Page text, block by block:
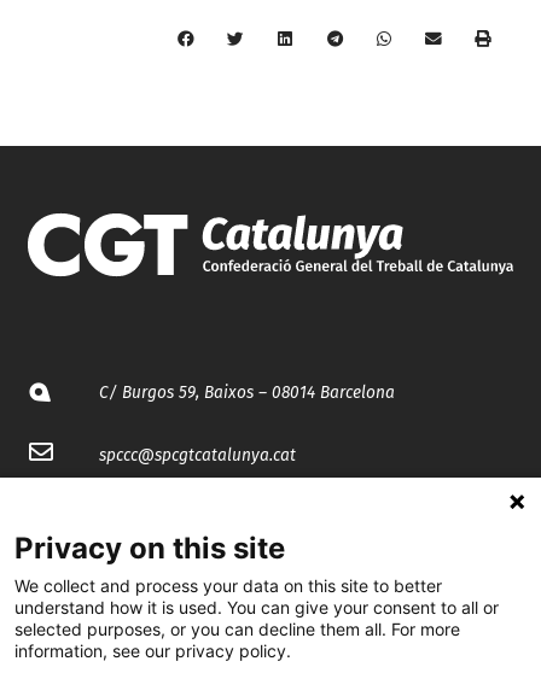
C/ Burgos 59, Baixos – 08014 Barcelona
spccc@spcgtcatalunya.cat
@CGTCatalunya
cgtcatalunya
Privacy on this site
We collect and process your data on this site to better
understand how it is used. You can give your consent to all or
selected purposes, or you can decline them all. For more
information, see our privacy policy.